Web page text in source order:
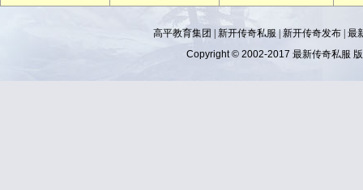
高平教育集团 | 新开传奇私服 新开传奇发布 最
Copyright © 2002-2017 最新传奇私服